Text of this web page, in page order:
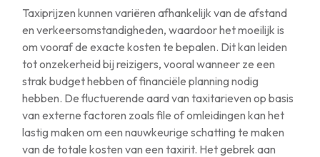
Taxiprijzen kunnen variëren afhankelijk van de afstand
en verkeersomstandigheden, waardoor het moeilijk is
om vooraf de exacte kosten te bepalen. Dit kan leiden
tot onzekerheid bij reizigers, vooral wanneer ze een
strak budget hebben of financiële planning nodig
hebben. De fluctuerende aard van taxitarieven op basis
van externe factoren zoals file of omleidingen kan het
lastig maken om een nauwkeurige schatting te maken
van de totale kosten van een taxirit. Het gebrek aan